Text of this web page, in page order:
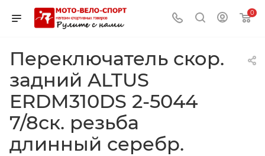
0
Переключатель скор.
задний ALTUS
ERDM310DS 2-5044
7/8ск. резьба
длинный серебр.